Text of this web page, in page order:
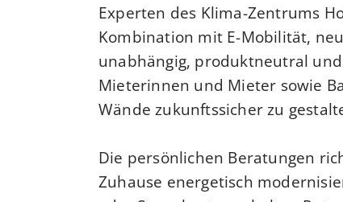
Experten des Klima-Zentrums
Kombination mit E-Mobilität,
unabhängig, produktneutral
Mieterinnen und Mieter sowie
Wände zukunftssicher zu
Die persönlichen Beratungen
Zuhause energetisch